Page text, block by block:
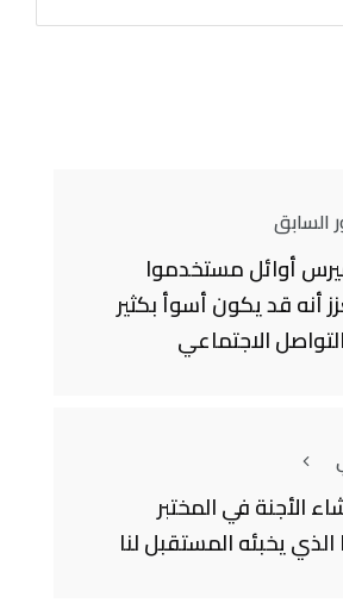
السابق
أوائل مستخدموا
أنه قد يكون أسوأ بكثير
الاجتماعي
الأجنة في المختبر
يخبئه المستقبل لنا